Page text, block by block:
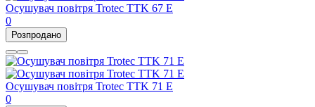
Осушувач повітря Trotec TTK 67 E
0
Розпродано
Осушувач повітря Trotec TTK 71 E
0